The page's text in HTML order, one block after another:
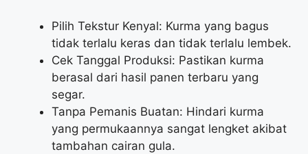
Pilih Tekstur Kenyal: Kurma yang bagus
tidak terlalu keras dan tidak terlalu lembek.
Cek Tanggal Produksi: Pastikan kurma
berasal dari hasil panen terbaru yang
segar.
Tanpa Pemanis Buatan: Hindari kurma
yang permukaannya sangat lengket akibat
tambahan cairan gula.